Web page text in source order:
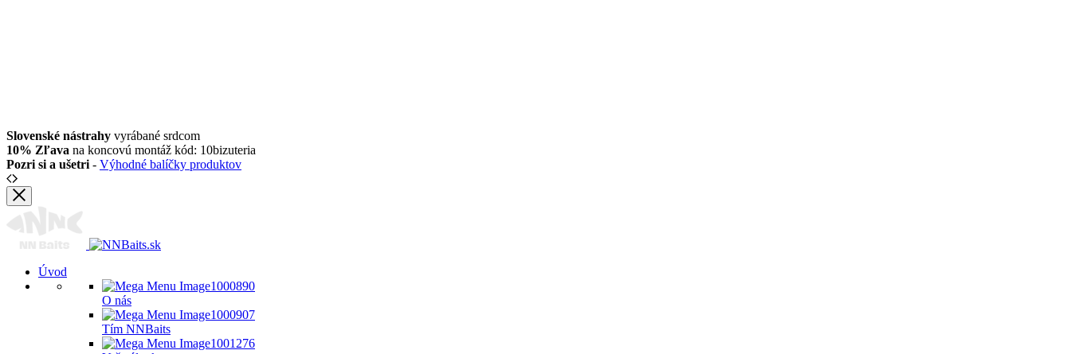
Slovenské nástrahy vyrábané srdcom
10% Zľava na koncovú montáž kód: 10bizuteria
Pozri si a ušetri - Výhodné balíčky produktov
Úvod
O nás
Tím NNBaits